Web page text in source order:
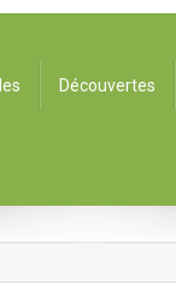
Découvertes